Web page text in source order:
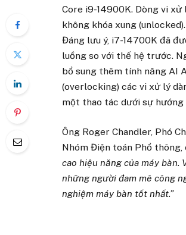
Core i9-14900K. Dòng vi
không khóa xung
Đáng lưu ý, i7-14700K đã
luồng so với thế hệ trước.
bổ sung thêm tính năng AI
(overlocking) các vi xử lý
một thao tác dưới sự hướng
Ông Roger Chandler, Phó
Nhóm Điện toán Phổ thông,
cao hiệu năng của máy
những người đam mê công
nghiệm máy bàn tốt nhất.”